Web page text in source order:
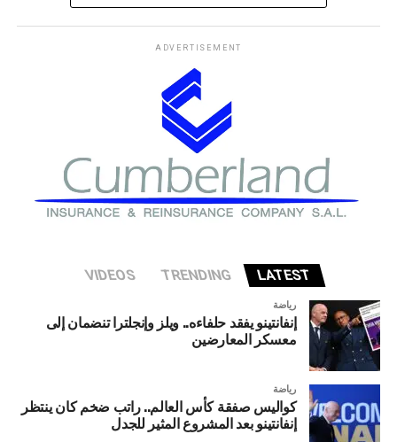
وكانت صحيفة “NOTUS” قد نقلت في وقت سابق أن محللين
في وزارة الخزانة الأميركية حذروا من ارتفاع المخاطر التي قد
تواجه الاقتصاد الأميركي إذا شهد قطاع الذكاء الاصطناعي
تصحيحا حادا أو انهيارا في التقييمات الاستثمارية.
ADVERTISEMENT
LATEST
TRENDING
VIDEOS
رياضة
إنفانتينو يفقد حلفاءه.. ويلز وإنجلترا تنضمان إلى
معسكر المعارضين
رياضة
كواليس صفقة كأس العالم.. راتب ضخم كان ينتظر
إنفانتينو بعد المشروع المثير للجدل